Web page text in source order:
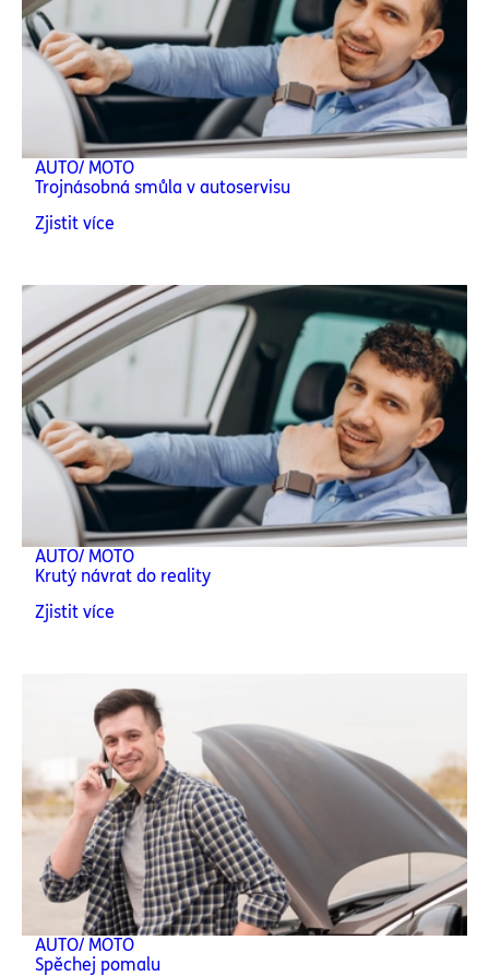
AUTO/ MOTO
Trojnásobná smůla v autoservisu
Zjistit více
AUTO/ MOTO
Krutý návrat do reality
Zjistit více
AUTO/ MOTO
Spěchej pomalu